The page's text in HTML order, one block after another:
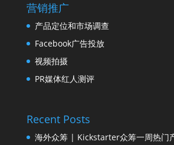
营销推广
产品定位和市场调查
Facebook广告投放
视频拍摄
PR媒体红人测评
Recent Posts
海外众筹 | Kickstarter众筹一周热门